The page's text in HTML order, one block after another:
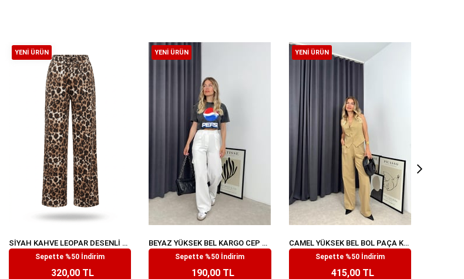
SIYAH KAHVE LEOPAR DESENLI BELI LASTIKLI PANTOLON
₺639,99
Sepette %50 İndirim
320,00 TL
YENI ÜRÜN
BEYAZ YÜKSEK BEL KARGO CEP PANTOLON
₺379,99
Sepette %50 İndirim
190,00 TL
YENI ÜRÜN
CAMEL YÜKSEK BEL BOL PAÇA KETEN PANTOLON
₺829,99
Sepette %50 İndirim
415,00 TL
YENI ÜRÜN